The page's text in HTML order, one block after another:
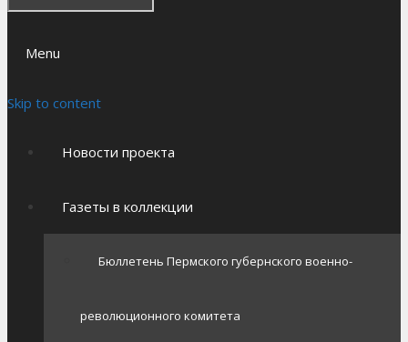
Menu
Skip to content
Новости проекта
Газеты в коллекции
Бюллетень Пермского губернского военно-
революционного комитета